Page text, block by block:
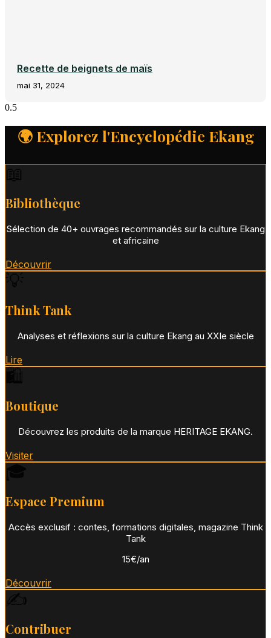
Recette de beignets de maïs
mai 31, 2024
🌍 Explorez l'Encyclopédie Ekang
Bibliothèque
Sélection de 40+ ouvrages recommandés sur la culture Ekang
et africaine
Découvrir
Think Tank
Analyses et réflexions sur la culture Ekang au XXIe siècle
Lire
Boutique
Découvrez les produits de la marque HERITAGE EKANG.
Visiter
Espace Premium
Accès exclusif : contes, formations digitales, magazine Think
Tank
15€/an
Découvrir
Contribuer